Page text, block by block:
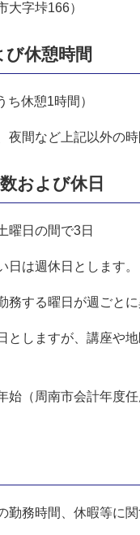
大字垰166）
休憩時間
休憩1時間）
間など上記以外の
および休日
曜日の間で3日
は週休日とします。
する曜日が週ごとに
しますが、講座や
始（周南市会計年度
勤務時間、休暇等に関